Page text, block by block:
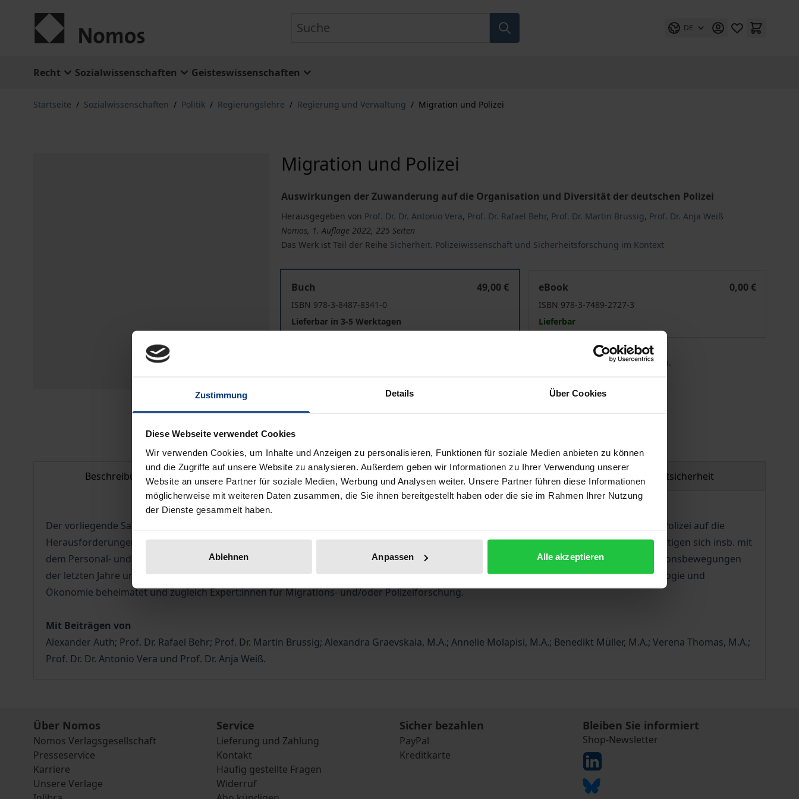
Zustimmung Details Über Cookies
Diese Webseite verwendet Cookies
Wir verwenden Cookies, um Inhalte und Anzeigen zu personalisieren, Funktionen für soziale Medien anbieten zu können
und die Zugriffe auf unsere Website zu analysieren. Außerdem geben wir Informationen zu Ihrer Verwendung unserer
Website an unsere Partner für soziale Medien, Werbung und Analysen weiter. Unsere Partner führen diese Informationen
möglicherweise mit weiteren Daten zusammen, die Sie ihnen bereitgestellt haben oder die sie im Rahmen Ihrer Nutzung
der Dienste gesammelt haben.
Ablehnen Anpassen Alle akzeptieren
DE
Recht Sozialwissenschaften Geisteswissenschaften
Startseite / Sozialwissenschaften / Politik / Regierungslehre / Regierung und Verwaltung / Migration und Polizei
Migration und Polizei
Auswirkungen der Zuwanderung auf die Organisation und Diversität der deutschen Polizei
Herausgegeben von Prof. Dr. Dr. Antonio Vera, Prof. Dr. Rafael Behr, Prof. Dr. Martin Brussig, Prof. Dr. Anja Weiß
Nomos, 1. Auflage 2022, 225 Seiten
Das Werk ist Teil der Reihe Sicherheit. Polizeiwissenschaft und Sicherheitsforschung im Kontext
Buch
49,00 €
ISBN 978-3-8487-8341-0
Lieferbar in 3-5 Werktagen
eBook
0,00 €
ISBN 978-3-7489-2727-3
Lieferbar
Preisangaben inkl. MwSt. Abhängig von der Lieferadresse kann die MwSt. an der Kasse variieren.
In den Warenkorb Zur Wunschliste hinzufügen
Hinweise zu Versandkosten
Beschreibung Bibliografische Angaben Zusatzmaterial Produktsicherheit
Der vorliegende Sammelband enthält die Ergebnisse eines Forschungsprojekts, das die Prozesse institutionellen Wandels, mit denen die Polizei auf die
Herausforderungen der Migration reagiert, mit qualitativen empirischen Methoden analysiert hat. Die darin enthaltenen Beiträge beschäftigen sich insb. mit
dem Personal- und Diversitätsmanagement der Polizei sowie ihrer Organisationskultur und -gestaltung. Dabei zeigt sich, dass die Migrationsbewegungen
der letzten Jahre und Jahrzehnte zu deutlichen Veränderungen in diesen Themenfeldern geführt haben. Die Autor:innen sind in der Soziologie und
Ökonomie beheimatet und zugleich Expert:innen für Migrations- und/oder Polizeiforschung.
Mit Beiträgen von
Alexander Auth; Prof. Dr. Rafael Behr; Prof. Dr. Martin Brussig; Alexandra Graevskaia, M.A.; Annelie Molapisi, M.A.; Benedikt Müller, M.A.; Verena Thomas, M.A.;
Prof. Dr. Dr. Antonio Vera und Prof. Dr. Anja Weiß.
Über Nomos
Nomos Verlagsgesellschaft
Presseservice
Karriere
Unsere Verlage
Service
Lieferung und Zahlung
Kontakt
Häufig gestellte Fragen
Widerruf
Sicher bezahlen
PayPal
Kreditkarte
Bleiben Sie informiert
Shop-Newsletter